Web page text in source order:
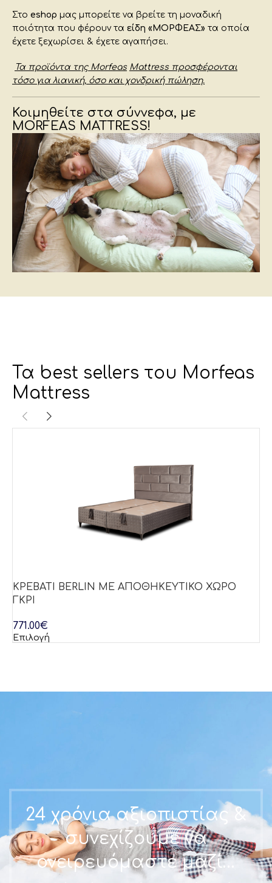
Στο eshop μας μπορείτε να βρείτε τη μοναδική
ποιότητα που φέρουν τα είδη «ΜΟΡΦΕΑΣ» τα οποία
έχετε ξεχωρίσει & έχετε αγαπήσει.
Τα προϊόντα της Morfeas Mattressπροσφέρονται
τόσο για λιανική, όσο και χονδρική πώληση.
Κοιμηθείτε στα σύννεφα, με
MORFEAS MATTRESS!
Τα best sellers του Morfeas
Mattress
ΚΡΕΒΑΤΙ BERLIN ΜΕ ΑΠΟΘΗΚΕΥΤΙΚΟ ΧΩΡΟ
ΓΚΡΙ
771.00€
Επιλογή
24 χρόνια αξιοπιστίας &
συνεχίζουμε να
ονειρευόμαστε μαζί…